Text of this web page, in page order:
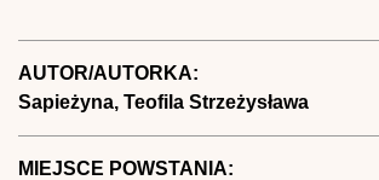
AUTOR/AUTORKA:
Sapieżyna, Teofila Strzeżysława
MIEJSCE POWSTANIA: